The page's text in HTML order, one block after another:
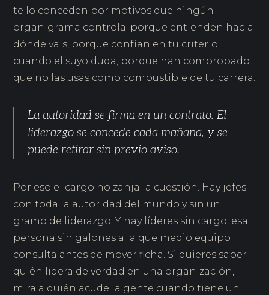
te lo conceden por motivos que ningún
organigrama controla: porque entienden hacia
dónde vais, porque confían en tu criterio
cuando el suyo duda, porque han comprobado
que no las usas como combustible de tu carrera.
La autoridad se firma en un contrato. El
liderazgo se concede cada mañana, y se
puede retirar sin previo aviso.
Por eso el cargo no zanja la cuestión. Hay jefes
con toda la autoridad del mundo y sin un
gramo de liderazgo. Y hay líderes sin cargo: esa
persona sin galones a la que medio equipo
consulta antes de mover ficha. Si quieres saber
quién lidera de verdad en una organización,
mira a quién acude la gente cuando tiene un